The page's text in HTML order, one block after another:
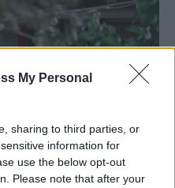
My Personal
sharing to third parties, or
information for
use the below opt-out
Please note that after your